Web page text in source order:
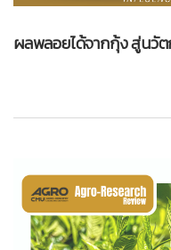
ผลพลอยได้จากกุ้ง สู่นวัต